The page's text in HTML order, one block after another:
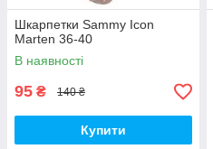
Шкарпетки Sammy Icon
Marten 36-40
В наявності
95 ₴ 140 ₴
Купити